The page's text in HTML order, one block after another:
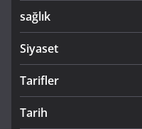
sağlık
Siyaset
Tarifler
Tarih